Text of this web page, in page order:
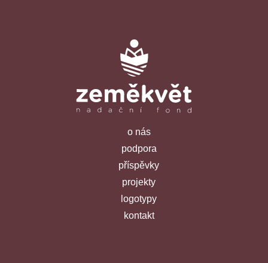
o nás
podpora
příspěvky
projekty
logotypy
kontakt